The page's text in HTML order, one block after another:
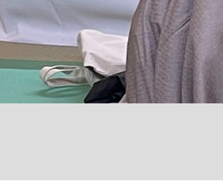
「90%は失敗する。で
終戦から81年